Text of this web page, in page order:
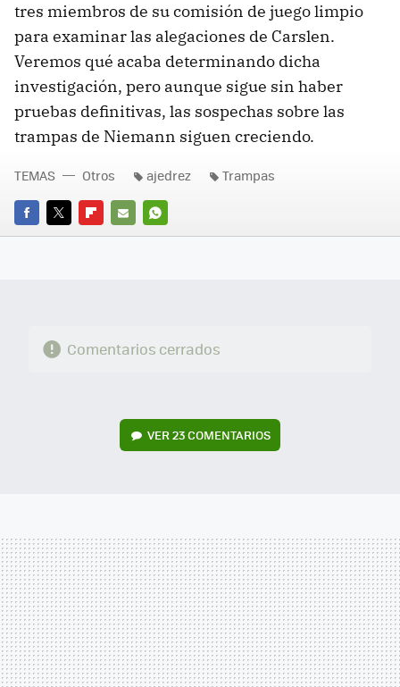
tres miembros de su comisión de juego limpio
para examinar las alegaciones de Carslen.
Veremos qué acaba determinando dicha
investigación, pero aunque sigue sin haber
pruebas definitivas, las sospechas sobre las
trampas de Niemann siguen creciendo.
FACEBOOK
TWITTERFLIPBOARD
E-
WHATSAPP
TEMAS Otros ajedrez Trampas
Comentarios cerrados
VER23 COMENTARIOS